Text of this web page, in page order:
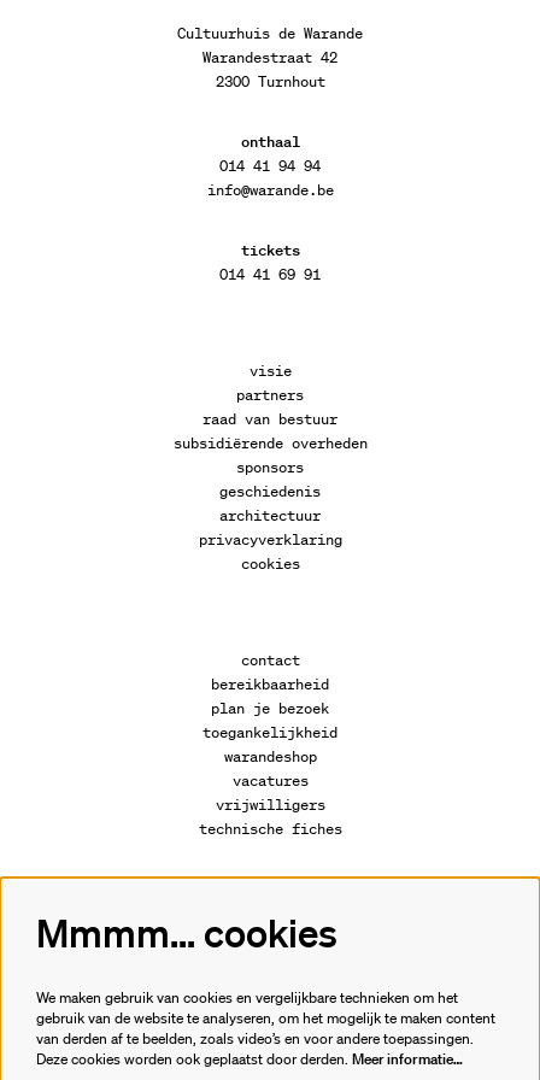
Cultuurhuis de Warande
Warandestraat 42
2300 Turnhout
onthaal
014 41 94 94
info@warande.be
tickets
014 41 69 91
visie
partners
raad van bestuur
subsidiërende overheden
sponsors
geschiedenis
architectuur
privacyverklaring
cookies
contact
bereikbaarheid
plan je bezoek
toegankelijkheid
warandeshop
vacatures
vrijwilligers
technische fiches
Volg ons
Meld je aan voor de nieuwsbrief.
Mmmm... cookies
We maken gebruik van cookies en vergelijkbare technieken om het
gebruik van de website te analyseren, om het mogelijk te maken content
van derden af te beelden, zoals video’s en voor andere toepassingen.
Deze cookies worden ook geplaatst door derden. Meer informatie…